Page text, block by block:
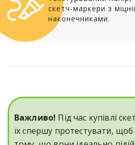
скетч-маркери з
наконечниками.
Важливо! Під час купівлі
їх спершу протестувати,